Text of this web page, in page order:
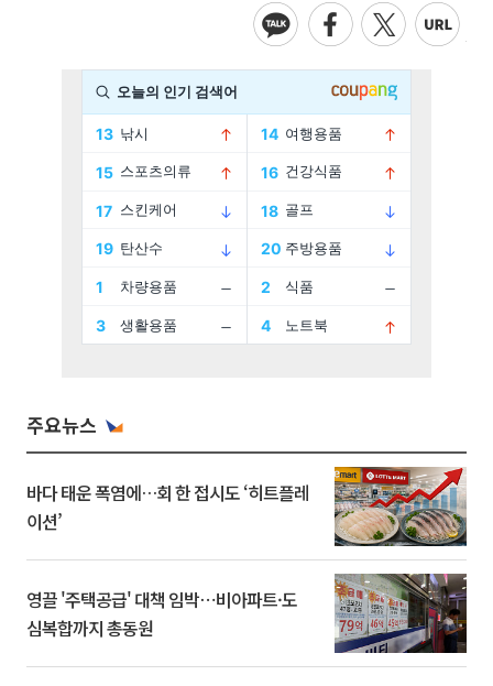
주요뉴스
바다 태운 폭염에…회 한 접시도 ‘히트플레
이션’
영끌 '주택공급' 대책 임박⋯비아파트·도
심복합까지 총동원